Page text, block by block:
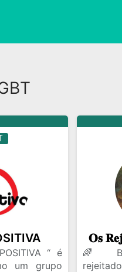
Redes Sociais
“ é
um grupo
🌈